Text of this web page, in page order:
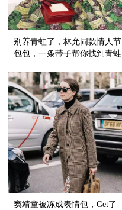
别养青蛙了，林允同款情人节
包包，一条带子帮你找到青蛙
窦靖童被冻成表情包，Get了